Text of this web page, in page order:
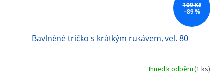
109 Kč
–89 %
Bavlněné tričko s krátkým rukávem, vel. 80
Ihned k odběru (1 ks)